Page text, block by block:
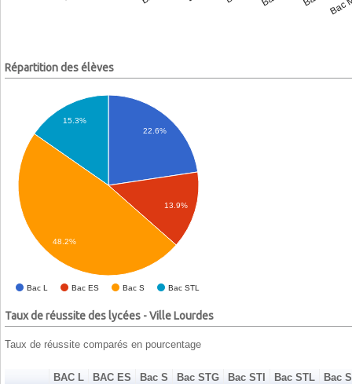
Répartition des élèves
Bac L Bac ES Bac S Bac STL
22.6%
13.9%
15.3%
48.2%
Taux de réussite des lycées - Ville Lourdes
Taux de réussite comparés en pourcentage
BAC L BAC ES Bac S Bac STG Bac STI Bac STL
Bac